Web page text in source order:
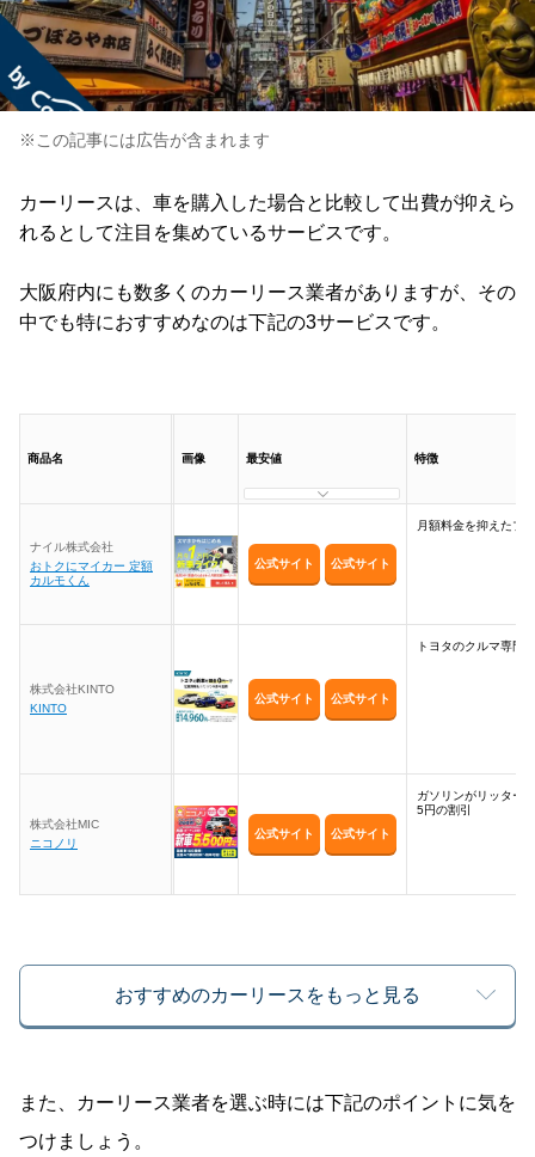
※この記事には広告が含まれます
カーリースは、車を購入した場合と比較して出費が抑えら
れるとして注目を集めているサービスです。
大阪府内にも数多くのカーリース業者がありますが、その
中でも特におすすめなのは下記の3サービスです。
商品名 画像 最安値 特徴
ナイル株式会社
おトクにマイカー 定額
カルモくん
公式サイト 公式サイト
月額料金を抑えたプ
株式会社KINTO
KINTO
公式サイト 公式サイト
トヨタのクルマ専門
株式会社MIC
ニコノリ
公式サイト 公式サイト
ガソリンがリッター
5円の割引
おすすめのカーリースをもっと見る
また、カーリース業者を選ぶ時には下記のポイントに気を
つけましょう。